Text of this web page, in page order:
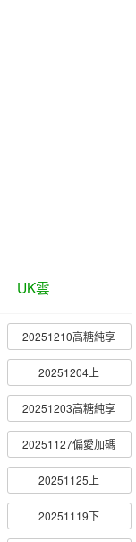
UK雲
20251210高糖純享
20251204上
20251203高糖純享
20251127偏愛加碼
20251125上
20251119下